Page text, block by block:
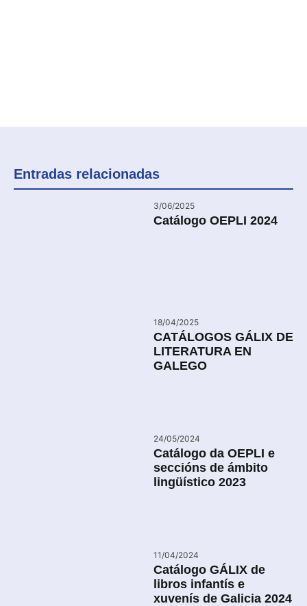
Entradas relacionadas
3/06/2025
Catálogo OEPLI 2024
18/04/2025
CATÁLOGOS GÁLIX DE
LITERATURA EN
GALEGO
24/05/2024
Catálogo da OEPLI e
seccións de ámbito
lingüístico 2023
11/04/2024
Catálogo GÁLIX de
libros infantís e
xuvenís de Galicia 2024